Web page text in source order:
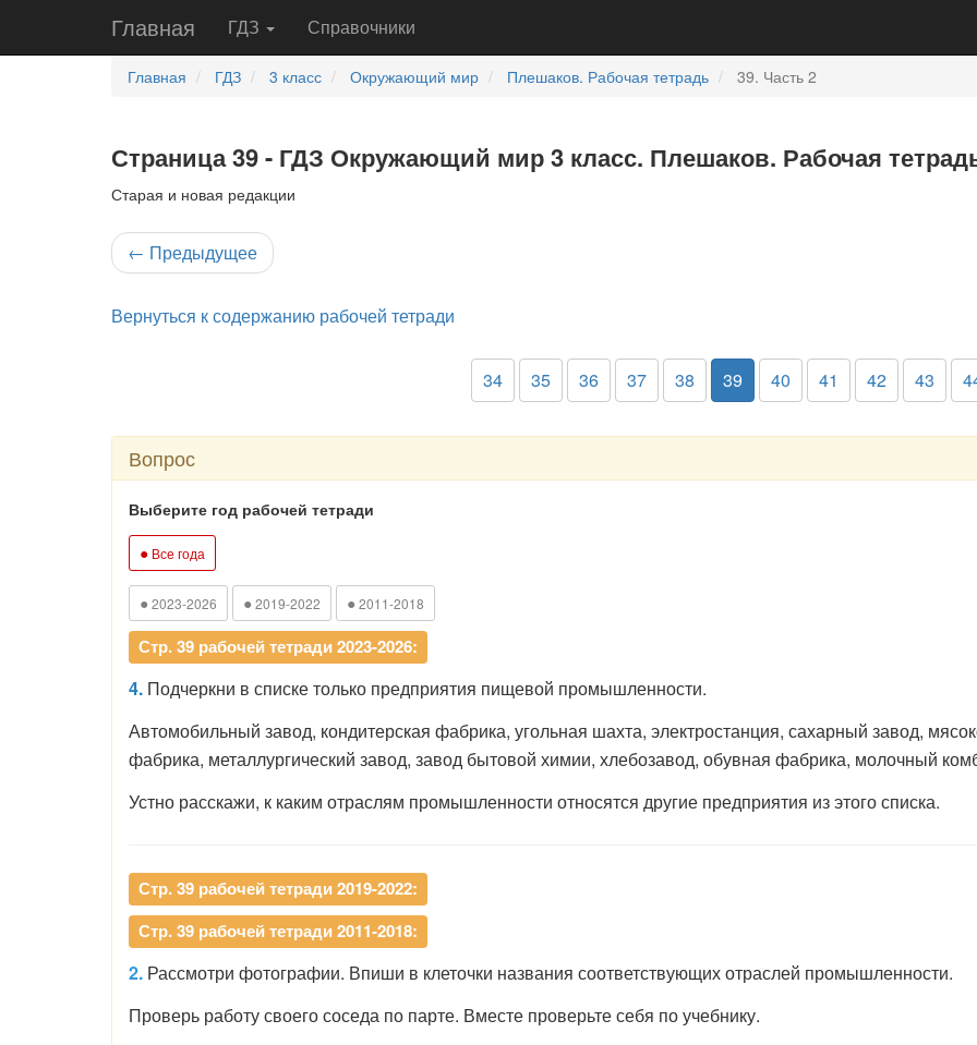
Главная ГДЗ Справочники
Главная ГДЗ 3 класс Окружающий мир Плешаков. Рабочая тетрадь 39. Часть 2
Страница 39 - ГДЗ Окружающий мир 3 класс. Плешаков. Рабочая
Старая и новая редакции
← Предыдущее
Вернуться к содержанию рабочей тетради
34 35 36 37 38 39 40 41 42 43
Вопрос
Выберите год рабочей тетради
● Все года
● 2023-2026 ● 2019-2022 ● 2011-2018
Стр. 39 рабочей тетради 2023-2026:
4. Подчеркни в списке только предприятия пищевой промышленности.
Автомобильный завод, кондитерская фабрика, угольная шахта, электростанция, сахарный завод,
фабрика, металлургический завод, завод бытовой химии, хлебозавод, обувная фабрика, молочный
Устно расскажи, к каким отраслям промышленности относятся другие предприятия из этого списка.
Стр. 39 рабочей тетради 2019-2022:
Стр. 39 рабочей тетради 2011-2018:
2. Рассмотри фотографии. Впиши в клеточки названия соответствующих отраслей промышленности.
Проверь работу своего соседа по парте. Вместе проверьте себя по учебнику.